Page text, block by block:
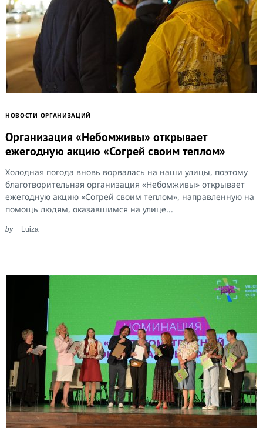
НОВОСТИ ОРГАНИЗАЦИЙ
Организация «Небомживы» открывает
ежегодную акцию «Согрей своим теплом»
Холодная погода вновь ворвалась на наши улицы, поэтому
благотворительная организация «Небомживы» открывает
ежегодную акцию «Согрей своим теплом», направленную на
помощь людям, оказавшимся на улице...
by Luiza